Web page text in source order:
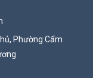
Phường Cẩm